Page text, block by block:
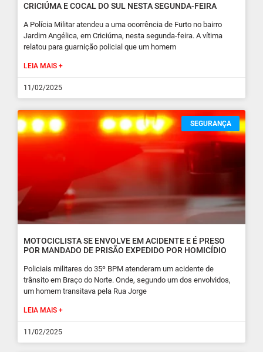
CRICIÚMA E COCAL DO SUL NESTA SEGUNDA-FEIRA
A Polícia Militar atendeu a uma ocorrência de Furto no bairro
Jardim Angélica, em Criciúma, nesta segunda-feira. A vítima
relatou para guarnição policial que um homem
LEIA MAIS +
11/02/2025
SEGURANÇA
MOTOCICLISTA SE ENVOLVE EM ACIDENTE E É PRESO
POR MANDADO DE PRISÃO EXPEDIDO POR HOMICÍDIO
Policiais militares do 35º BPM atenderam um acidente de
trânsito em Braço do Norte. Onde, segundo um dos envolvidos,
um homem transitava pela Rua Jorge
LEIA MAIS +
11/02/2025